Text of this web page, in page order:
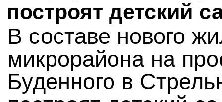
построят детский
В составе нового
микрорайона на
Буденного в